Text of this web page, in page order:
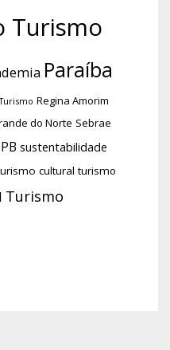
Turismo
Paraíba
Regina Amorim
do Norte Sebrae
sustentabilidade
cultural turismo
Turismo